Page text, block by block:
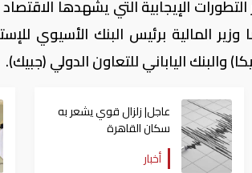
الإيجابية التي يشهدها
المالية برئيس البنك الأسيوي
والبنك الياباني للتعاون الدولي (جبيك).
عاجل| زلزال قوي يشعر به
سكان القاهرة
أخبار